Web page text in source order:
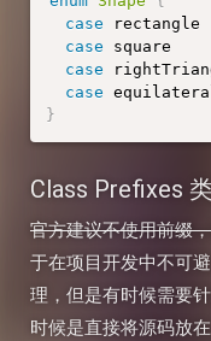
case rectangle
case square
case
case
}
Class Prefixes
官方建议不使用前缀
于在项目开发中不可
理，但是有时候需要
时候是直接将源码放